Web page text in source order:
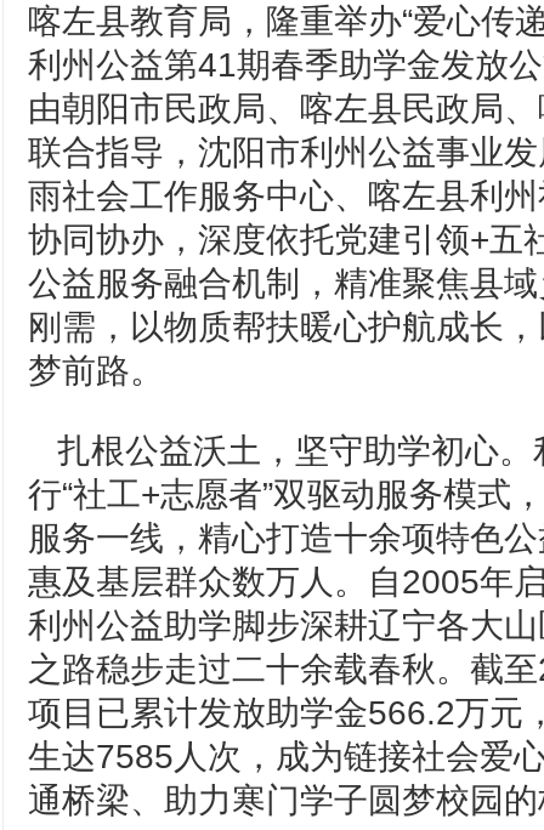
喀左县教育局，隆重举办“爱心传
利州公益第41期春季助学金发放
由朝阳市民政局、喀左县民政局
联合指导，沈阳市利州公益事业
雨社会工作服务中心、喀左县利
协同协办，深度依托党建引领+五
公益服务融合机制，精准聚焦县
刚需，以物质帮扶暖心护航成长
梦前路。
扎根公益沃土，坚守助学初心
行“社工+志愿者”双驱动服务模式
服务一线，精心打造十余项特色
惠及基层群众数万人。自2005年
利州公益助学脚步深耕辽宁各大
之路稳步走过二十余载春秋。截
项目已累计发放助学金566.2万元
生达7585人次，成为链接社会爱
通桥梁、助力寒门学子圆梦校园